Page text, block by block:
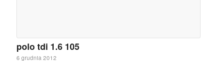
polo tdi 1.6 105
6 grudnia 2012